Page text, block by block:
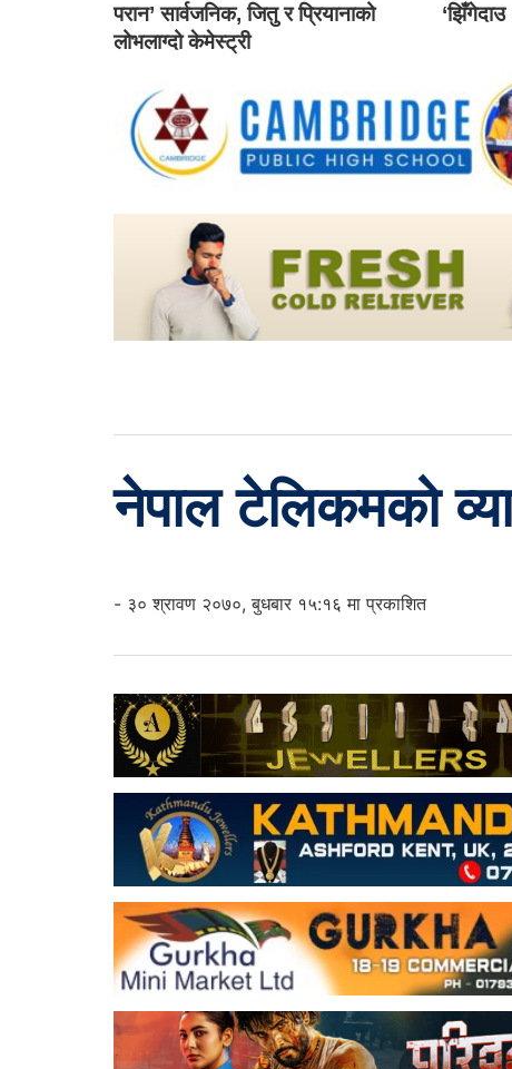
परान’ सार्वजनिक, जितु र प्रियानाको
लोभलाग्दो केमेस्ट्री
नेपाल टेलिकमको
- ३० श्रावण २०७०, बुधबार १५:१६ मा प्रकाशित